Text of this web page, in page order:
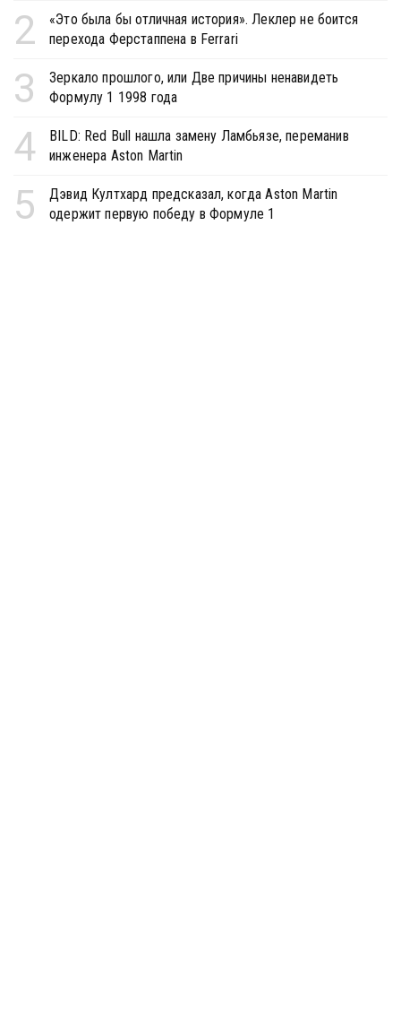
2
«Это была бы отличная история». Леклер не боится
перехода Ферстаппена в Ferrari
3
Зеркало прошлого, или Две причины ненавидеть
Формулу 1 1998 года
4
BILD: Red Bull нашла замену Ламбьязе, переманив
инженера Aston Martin
5
Дэвид Култхард предсказал, когда Aston Martin
одержит первую победу в Формуле 1